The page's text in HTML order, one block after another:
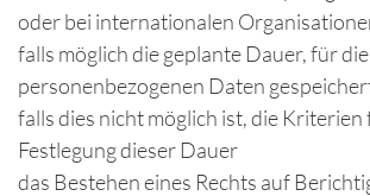
oder bei internationalen
falls möglich die geplante Dauer, für
personenbezogenen Daten
falls dies nicht möglich ist, die Kriterien
Festlegung dieser Dauer
das Bestehen eines Rechts auf